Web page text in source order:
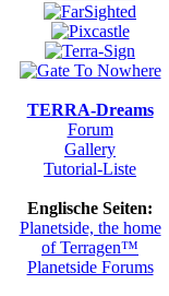
TERRA-Dreams
Forum
Gallery
Tutorial-Liste
Englische Seiten:
Planetside, the home
of Terragen™
Planetside Forums